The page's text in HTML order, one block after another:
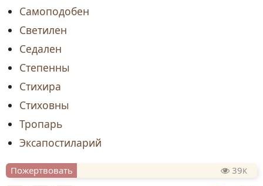
Самоподобен
Светилен
Седален
Степенны
Стихира
Стиховны
Тропарь
Эксапостиларий
Пожертвовать 39K